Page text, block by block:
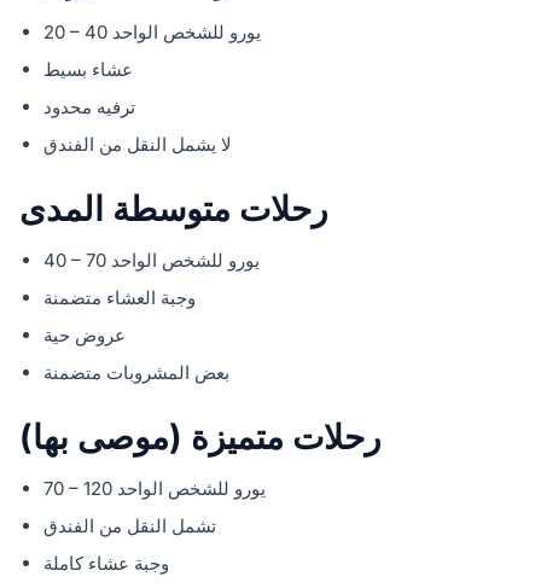
20 – 40 يورو للشخص الواحد
عشاء بسيط
ترفيه محدود
لا يشمل النقل من الفندق
رحلات متوسطة المدى
40 – 70 يورو للشخص الواحد
وجبة العشاء متضمنة
عروض حية
بعض المشروبات متضمنة
رحلات متميزة (موصى بها)
70 – 120 يورو للشخص الواحد
تشمل النقل من الفندق
وجبة عشاء كاملة